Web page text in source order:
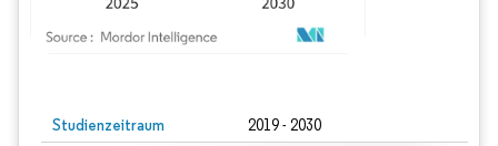
Studienzeitraum 2019 - 2030